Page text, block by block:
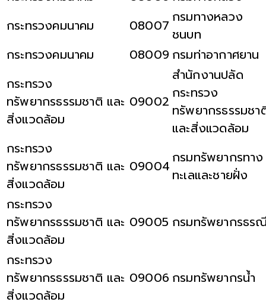
กระทรวงคมนาคม
08007 กรมทางหลวง
ชนบท
กระทรวงคมนาคม
08009 กรมท่าอากาศยาน
กระทรวง
ทรัพยากรธรรมชาติ และ
สิ่งแวดล้อม
09002
สำนักงานปลัด
กระทรวง
ทรัพยากรธรรมชา
และสิ่งแวดล้อม
กระทรวง
ทรัพยากรธรรมชาติ และ
สิ่งแวดล้อม
09004 กรมทรัพยากรทาง
ทะเลและชายฝั่ง
กระทรวง
ทรัพยากรธรรมชาติ และ
สิ่งแวดล้อม
09005 กรมทรัพยากรธร
กระทรวง
ทรัพยากรธรรมชาติ และ
สิ่งแวดล้อม
09006 กรมทรัพยากรน้ำ